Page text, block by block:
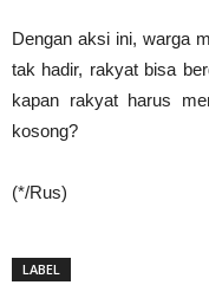
Dengan aksi ini, warga
tak hadir, rakyat bisa
kapan rakyat harus
kosong?
(*/Rus)
LABEL